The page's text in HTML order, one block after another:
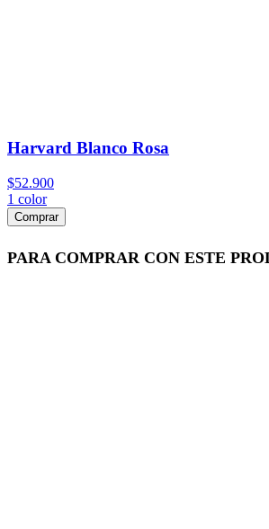
Harvard Blanco Rosa
$52.900
1 color
Comprar
PARA COMPRAR CON ESTE